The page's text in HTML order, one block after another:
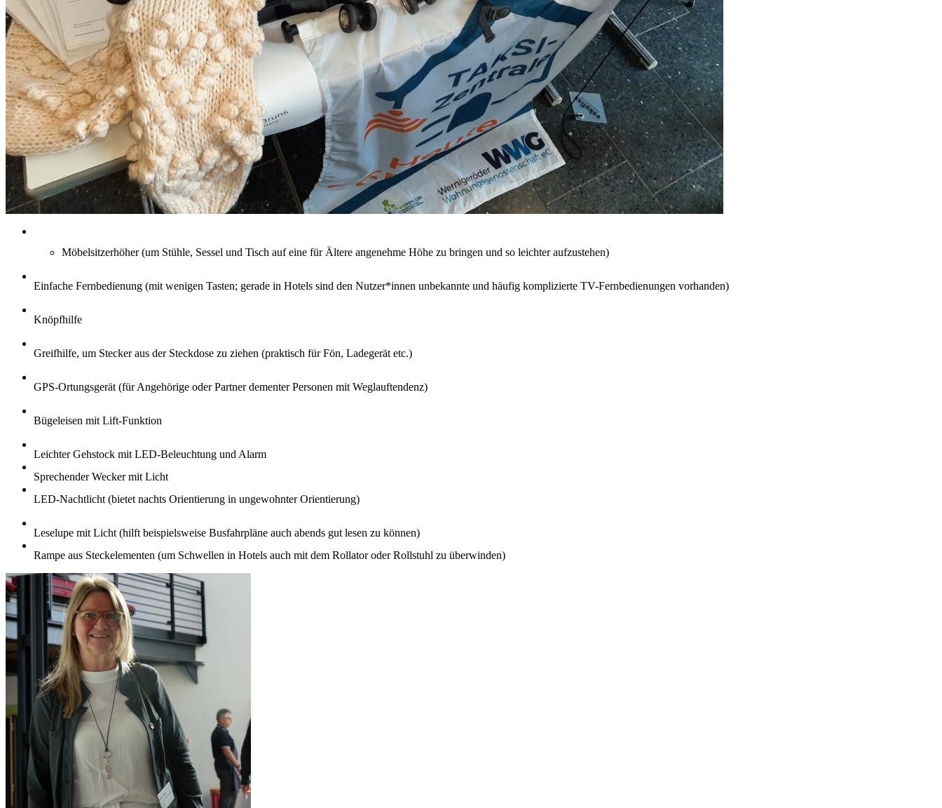
Möbelsitzerhöher (um Stühle, Sessel und Tisch auf eine für Ältere angenehme Höhe zu bringen und so leichter aufzustehen)
Einfache Fernbedienung (mit wenigen Tasten; gerade in Hotels sind den Nutzer*innen unbekannte und häufig komplizierte TV-Fernbedienungen vorhanden)
Knöpfhilfe
Greifhilfe, um Stecker aus der Steckdose zu ziehen (praktisch für Fön, Ladegerät etc.)
GPS-Ortungsgerät (für Angehörige oder Partner dementer Personen mit Weglauftendenz)
Bügeleisen mit Lift-Funktion
Leichter Gehstock mit LED-Beleuchtung und Alarm
Sprechender Wecker mit Licht
LED-Nachtlicht (bietet nachts Orientierung in ungewohnter Orientierung)
Leselupe mit Licht (hilft beispielsweise Busfahrpläne auch abends gut lesen zu können)
Rampe aus Steckelementen (um Schwellen in Hotels auch mit dem Rollator oder Rollstuhl zu überwinden)